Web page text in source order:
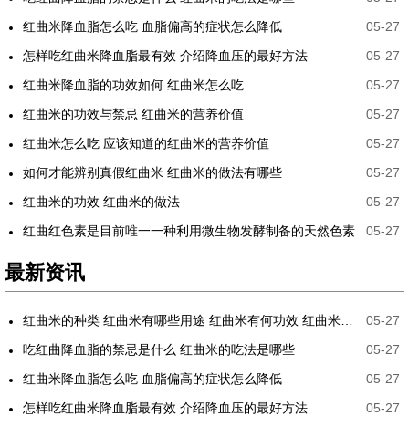
红曲米降血脂怎么吃 血脂偏高的症状怎么降低
05-27
怎样吃红曲米降血脂最有效 介绍降血压的最好方法
05-27
红曲米降血脂的功效如何 红曲米怎么吃
05-27
红曲米的功效与禁忌 红曲米的营养价值
05-27
红曲米怎么吃 应该知道的红曲米的营养价值
05-27
如何才能辨别真假红曲米 红曲米的做法有哪些
05-27
红曲米的功效 红曲米的做法
05-27
红曲红色素是目前唯一一种利用微生物发酵制备的天然色素
05-27
最新资讯
05-27
吃红曲降血脂的禁忌是什么 红曲米的吃法是哪些
05-27
红曲米降血脂怎么吃 血脂偏高的症状怎么降低
05-27
怎样吃红曲米降血脂最有效 介绍降血压的最好方法
05-27